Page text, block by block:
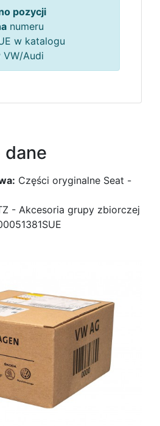
pozycji
numeru
w katalogu
VW/Audi
dane
Części oryginalne Seat -
- Akcesoria grupy zbiorczej